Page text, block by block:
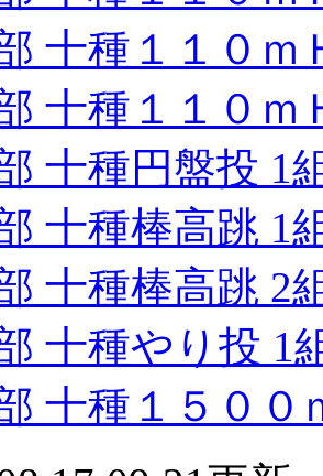
十種１１０ｍ
十種１１０ｍ
十種円盤投 1
十種棒高跳 1
十種棒高跳 2
十種やり投 1
十種１５００